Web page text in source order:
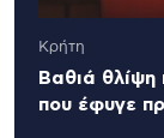
Κρήτη
Βαθιά θλίψη
που έφυγε